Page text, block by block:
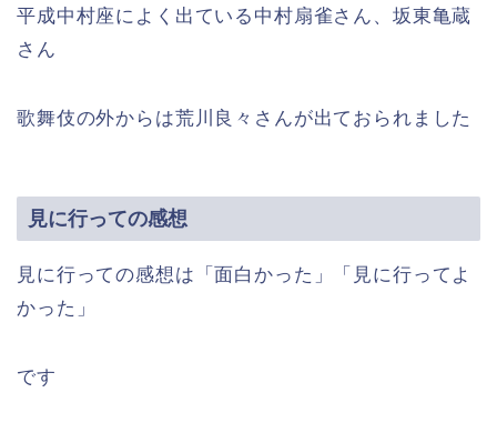
平成中村座によく出ている中村扇雀さん、坂東亀蔵
さん
歌舞伎の外からは荒川良々さんが出ておられました
見に行っての感想
見に行っての感想は「面白かった」「見に行ってよ
かった」
です